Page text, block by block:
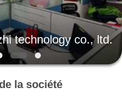
technology co., ltd.
la société